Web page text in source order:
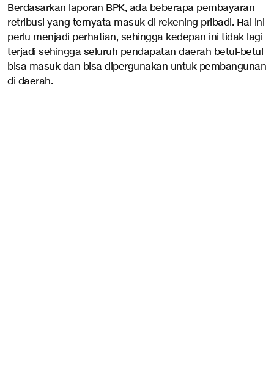
Berdasarkan laporan BPK, ada beberapa pembayaran
retribusi yang ternyata masuk di rekening pribadi. Hal ini
perlu menjadi perhatian, sehingga kedepan ini tidak lagi
terjadi sehingga seluruh pendapatan daerah betul-betul
bisa masuk dan bisa dipergunakan untuk pembangunan
di daerah.